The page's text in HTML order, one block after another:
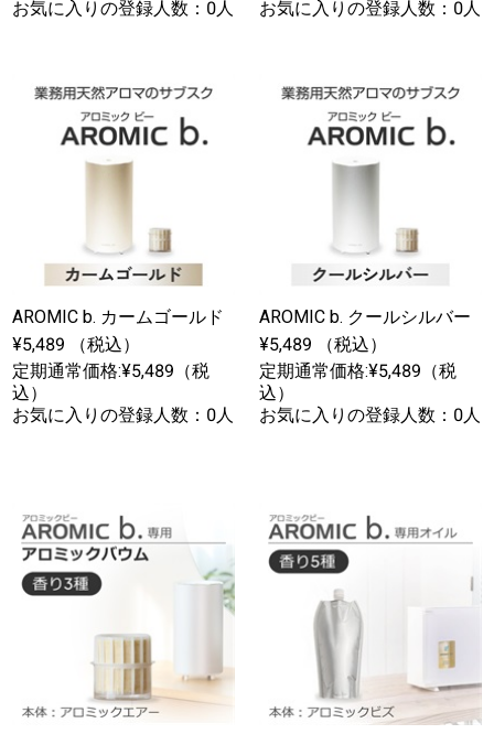
お気に入りの登録人数：0人
お気に入りの登録人数：0人
AROMIC b. カームゴールド
¥5,489 （税込）
定期通常価格:¥5,489（税
込）
お気に入りの登録人数：0人
AROMIC b. クールシルバー
¥5,489 （税込）
定期通常価格:¥5,489（税
込）
お気に入りの登録人数：0人